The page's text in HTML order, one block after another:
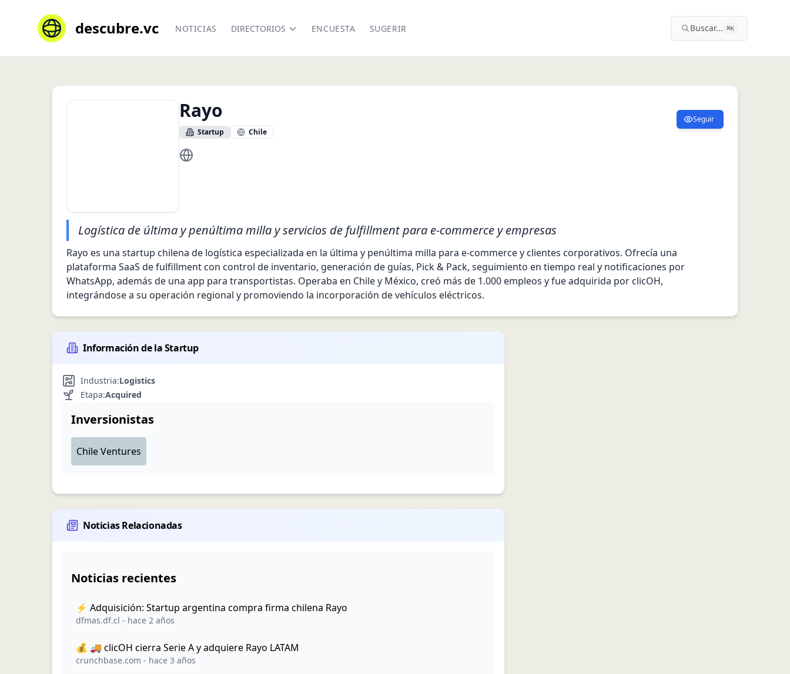
descubre.vc NOTICIAS DIRECTORIOS ENCUESTA SUGERIR Buscar... ⌘K
Rayo
Startup Chile
Seguir
https://rayoapp.com
Logística de última y penúltima milla y servicios de fulfillment para e-commerce y empresas
Rayo es una startup chilena de logística especializada en la última y penúltima milla para e-commerce y clientes corporativos. Ofrecía una
plataforma SaaS de fulfillment con control de inventario, generación de guías, Pick & Pack, seguimiento en tiempo real y notificaciones por
WhatsApp, además de una app para transportistas. Operaba en Chile y México, creó más de 1.000 empleos y fue adquirida por clicOH,
integrándose a su operación regional y promoviendo la incorporación de vehículos eléctricos.
Información de la Startup
Industria:Logistics
Etapa:Acquired
Inversionistas
Chile Ventures
Noticias Relacionadas
Noticias recientes
⚡️ Adquisición: Startup argentina compra firma chilena Rayo
dfmas.df.cl - hace 2 años
💰 🚚 clicOH cierra Serie A y adquiere Rayo LATAM
crunchbase.com - hace 3 años